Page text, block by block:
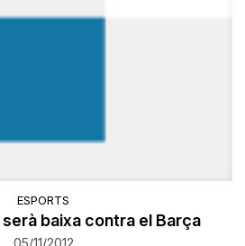
ESPORTS
baixa contra el Barça